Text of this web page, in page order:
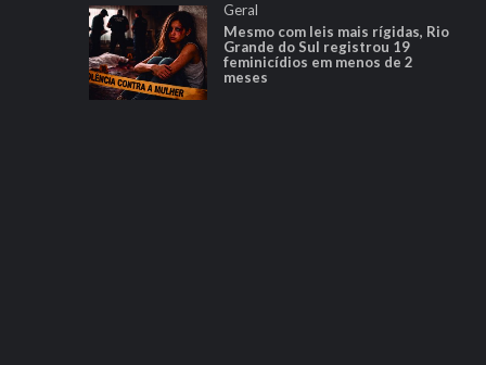
Geral
Mesmo com leis mais rígidas, Rio
Grande do Sul registrou 19
feminicídios em menos de 2
meses